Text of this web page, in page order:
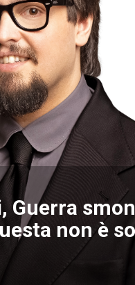
Guerra
non è